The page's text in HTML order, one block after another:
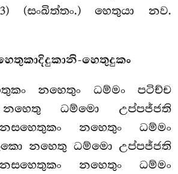
(සංඛිත්තං.) හෙතුයා නව.
හෙතුදුකං
නහෙතුං ධම්මං පටිච්ච
ධම්මො උප්පජ්ජති
නහෙතුං ධම්මං
නහෙතු ධම්මො උප්පජ්ජති
නහෙතුං ධම්මං